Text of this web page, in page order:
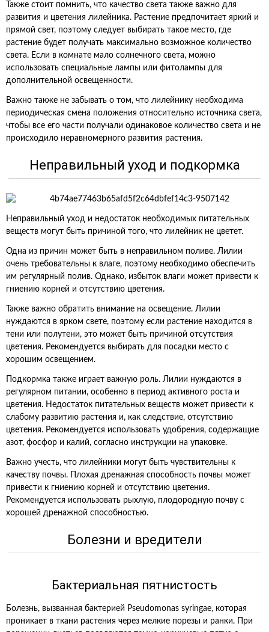
Также стоит помнить, что качество света также важно для
развития и цветения лилейника. Растение предпочитает яркий и
прямой свет, поэтому следует выбирать такое место, где
растение будет получать максимально возможное количество
света. Если в комнате мало солнечного света, можно
использовать специальные лампы или фитолампы для
дополнительной освещенности.
Важно также не забывать о том, что лилейнику необходима
периодическая смена положения относительно источника света,
чтобы все его части получали одинаковое количество света и не
происходило неравномерного развития растения.
Неправильный уход и подкормка
Неправильный уход и недостаток необходимых питательных
веществ могут быть причиной того, что лилейник не цветет.
Одна из причин может быть в неправильном поливе. Лилии
очень требовательны к влаге, поэтому необходимо обеспечить
им регулярный полив. Однако, избыток влаги может привести к
гниению корней и отсутствию цветения.
Также важно обратить внимание на освещение. Лилии
нуждаются в ярком свете, поэтому если растение находится в
тени или полутени, это может быть причиной отсутствия
цветения. Рекомендуется выбирать для посадки место с
хорошим освещением.
Подкормка также играет важную роль. Лилии нуждаются в
регулярном питании, особенно в период активного роста и
цветения. Недостаток питательных веществ может привести к
слабому развитию растения и, как следствие, отсутствию
цветения. Рекомендуется использовать удобрения, содержащие
азот, фосфор и калий, согласно инструкции на упаковке.
Важно учесть, что лилейники могут быть чувствительны к
качеству почвы. Плохая дренажная способность почвы может
привести к гниению корней и отсутствию цветения.
Рекомендуется использовать рыхлую, плодородную почву с
хорошей дренажной способностью.
Болезни и вредители
Бактериальная пятнистость
Болезнь, вызванная бактерией Pseudomonas syringae, которая
проникает в ткани растения через мелкие порезы и ранки. При